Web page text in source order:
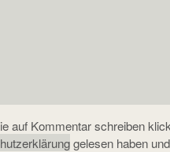
auf Kommentar schreiben
gelesen haben